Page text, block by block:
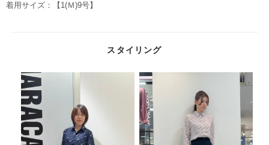
着用サイズ：【1(Ｍ)9号】
スタイリング